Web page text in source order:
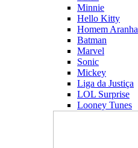
Minnie
Hello Kitty
Homem Aranha
Batman
Marvel
Sonic
Mickey
Liga da Justiça
LOL Surprise
Looney Tunes